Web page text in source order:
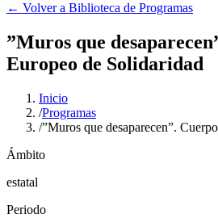
← Volver a Biblioteca de Programas
”Muros que
Europeo de Solidaridad
Inicio
/Programas
/”Muros que desaparecen”.
Ámbito
estatal
Periodo